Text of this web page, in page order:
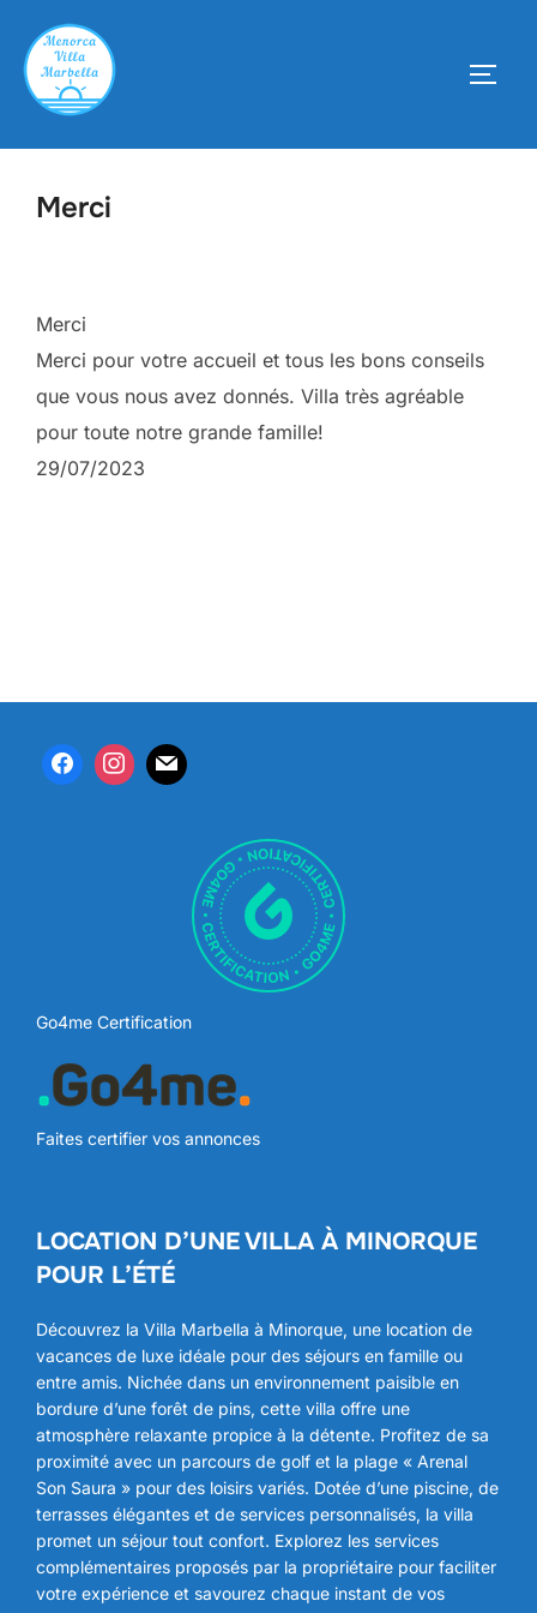
contenu
Merci
Merci
Merci pour votre accueil et tous les bons conseils
que vous nous avez donnés. Villa très agréable
pour toute notre grande famille!
29/07/2023
Go4me Certification
Faites certifier vos annonces
LOCATION D’UNE VILLA À MINORQUE
POUR L’ÉTÉ
Découvrez la Villa Marbella à Minorque, une location de
vacances de luxe idéale pour des séjours en famille ou
entre amis. Nichée dans un environnement paisible en
bordure d’une forêt de pins, cette villa offre une
atmosphère relaxante propice à la détente. Profitez de sa
proximité avec un parcours de golf et la plage « Arenal
Son Saura » pour des loisirs variés. Dotée d’une piscine, de
terrasses élégantes et de services personnalisés, la villa
promet un séjour tout confort. Explorez les services
complémentaires proposés par la propriétaire pour faciliter
votre expérience et savourez chaque instant de vos